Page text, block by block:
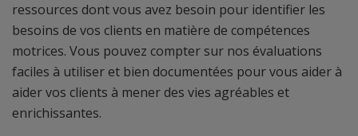
ressources dont vous avez besoin pour identifier les
besoins de vos clients en matière de compétences
motrices. Vous pouvez compter sur nos évaluations
faciles à utiliser et bien documentées pour vous aider à
aider vos clients à mener des vies agréables et
enrichissantes.